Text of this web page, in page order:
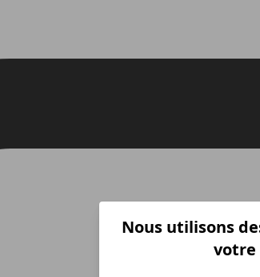
Nous utilisons
votre